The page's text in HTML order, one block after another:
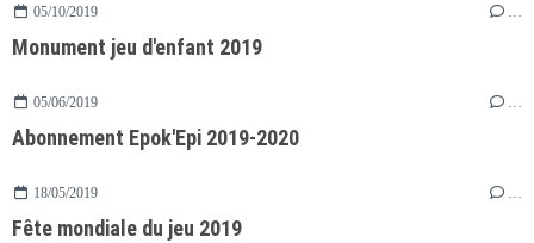
05/10/2019
Monument jeu d'enfant 2019
05/06/2019 …
Abonnement Epok'Epi 2019-2020
18/05/2019 …
Fête mondiale du jeu 2019